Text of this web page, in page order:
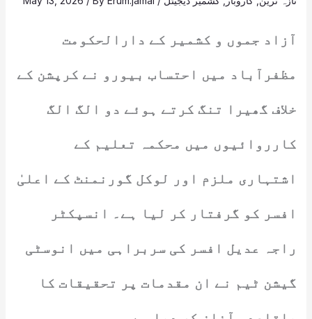
آزاد جموں و کشمیر کے دارالحکومت
مظفرآباد میں احتساب بیورو نے کرپشن کے
خلاف گھیرا تنگ کرتے ہوئے دو الگ الگ
کارروائیوں میں محکمہ تعلیم کے
اشتہاری ملزم اور لوکل گورنمنٹ کے اعلیٰ
افسر کو گرفتار کر لیا ہے۔ انسپکٹر
راجہ عدیل افسر کی سربراہی میں انوسٹی
گیشن ٹیم نے ان مقدمات پر تحقیقات کا